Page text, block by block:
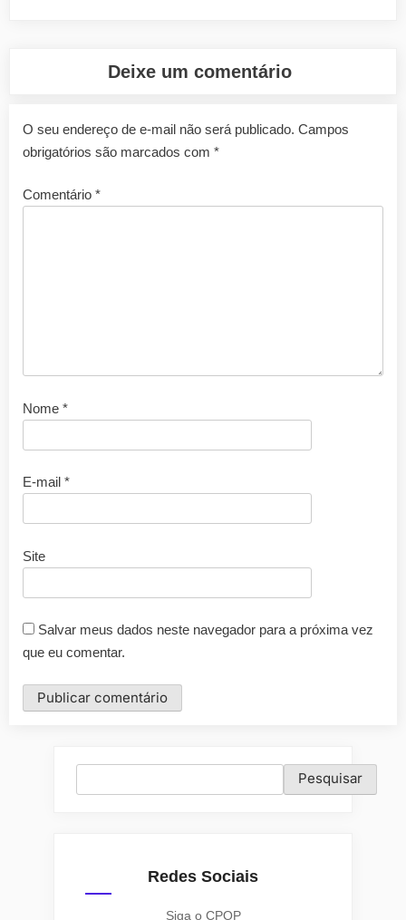
Deixe um comentário
O seu endereço de e-mail não será publicado. Campos
obrigatórios são marcados com *
Comentário *
Nome *
E-mail *
Site
Salvar meus dados neste navegador para a próxima vez
que eu comentar.
Pesquisar
Redes Sociais
Siga o CPOP